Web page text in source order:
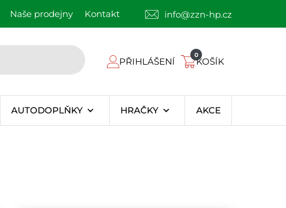
Naše prodejny Kontakt info@zzn-hp.cz
PŘIHLÁŠENÍ
0
KOŠÍK
AUTODOPLŇKY HRAČKY AKCE